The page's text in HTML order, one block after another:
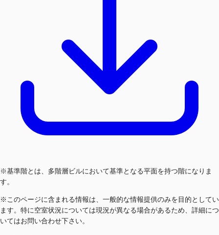
※基準階とは、多階層ビルにおいて基準となる平面を持つ階になりま
す。
※このページに含まれる情報は、一般的な情報提供のみを目的としてい
ます。特に空室状況については現況が異なる場合があるため、詳細につ
いてはお問い合わせ下さい。